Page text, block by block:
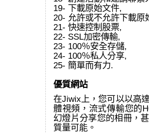
19- 下載原始文件,
20- 允許或不允許下載原
21- 快速控制股票,
22- SSL加密傳輸,
23- 100％安全存儲,
24- 100％私人分享,
25- 簡單而有力.
優質網站
在Jiwix上，您可以以高
體視頻，流式傳輸您的
幻燈片分享您的相冊，
質量可能。